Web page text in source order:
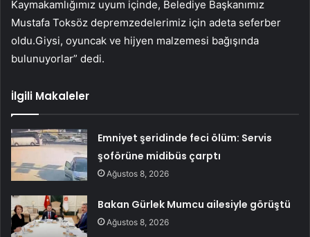
Kaymakamlığımız uyum içinde, Belediye Başkanımız
Mustafa Toksöz depremzedelerimiz için adeta seferber
oldu.Giysi, oyuncak ve hijyen malzemesi bağışında
bulunuyorlar” dedi.
İlgili Makaleler
Emniyet şeridinde feci ölüm: Servis
şoförüne midibüs çarptı
Ağustos 8, 2026
Bakan Gürlek Mumcu ailesiyle görüştü
Ağustos 8, 2026